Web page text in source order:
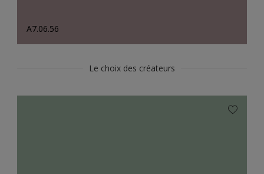
A7.06.56
Le choix des créateurs